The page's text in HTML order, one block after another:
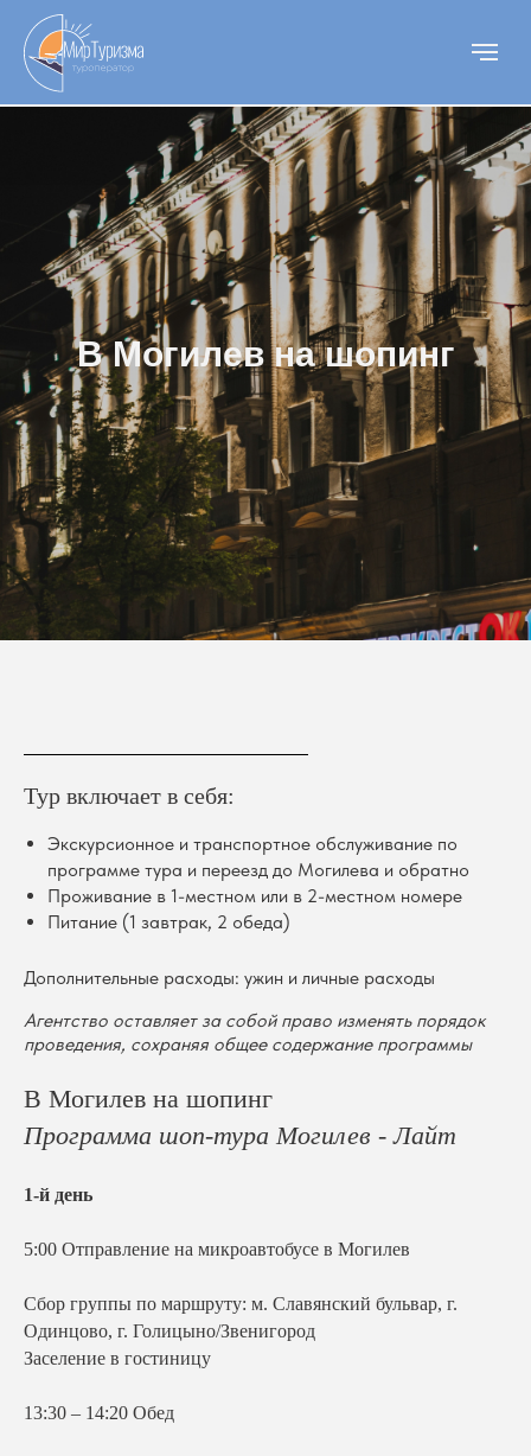
В Могилев на шопинг
Тур включает в себя:
Экскурсионное и транспортное обслуживание по
программе тура и переезд до Могилева и обратно
Проживание в 1-местном или в 2-местном номере
Питание (1 завтрак, 2 обеда)
Дополнительные расходы: ужин и личные расходы
Агентство оставляет за собой право изменять порядок
проведения, сохраняя общее содержание программы
В Могилев на шопинг
Программа шоп-тура Могилев - Лайт
1-й день
5:00 Отправление на микроавтобусе в Могилев
Сбор группы по маршруту: м. Славянский бульвар, г.
Одинцово, г. Голицыно/Звенигород
Заселение в гостиницу
13:30 – 14:20 Обед